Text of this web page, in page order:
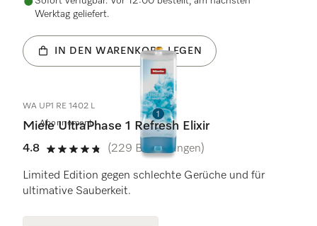
Werktag geliefert.
IN DEN WARENKORB LEGEN
Abonnement
WA UP1 RE 1402 L
Miele UltraPhase 1 Refresh Elixir
4.8
4.8 von 5 Sternen
(229 Bewertungen)
Limited Edition gegen schlechte Gerüche und für
ultimative Sauberkeit.